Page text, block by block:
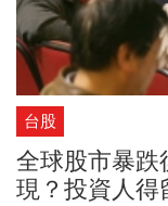
台股
全球股市暴
現？投資人得